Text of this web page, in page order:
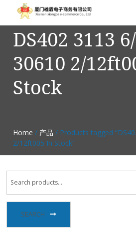
3221366881@qq.com
首页
产品
联系我们
DS402 3113
30610 2/
Stock
Home / 产品 / Products tagged
2/12ft005 In Stock”
SEARCH